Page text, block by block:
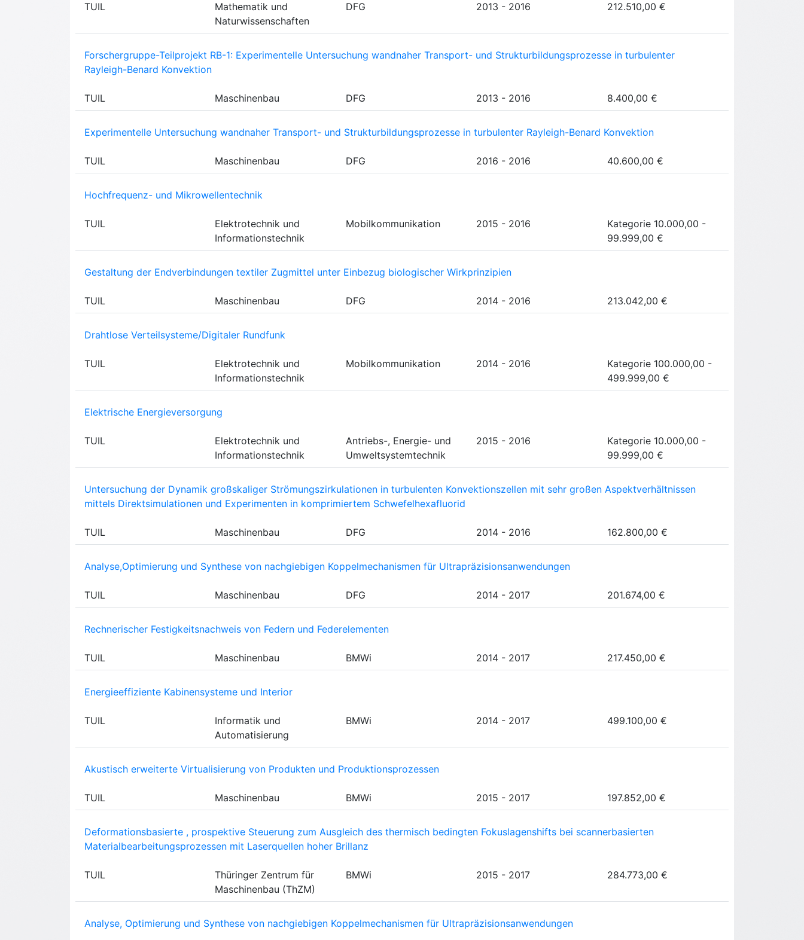
TUIL
Mathematik und
Naturwissenschaften
DFG 2013 - 2016 212.510,00 €
Forschergruppe-Teilprojekt RB-1: Experimentelle Untersuchung wandnaher Transport- und Strukturbildungsprozesse in turbulenter
Rayleigh-Benard Konvektion
TUIL Maschinenbau DFG 2013 - 2016 8.400,00 €
Experimentelle Untersuchung wandnaher Transport- und Strukturbildungsprozesse in turbulenter Rayleigh-Benard Konvektion
TUIL Maschinenbau DFG 2016 - 2016 40.600,00 €
Hochfrequenz- und Mikrowellentechnik
TUIL
Elektrotechnik und
Informationstechnik
Mobilkommunikation 2015 - 2016
Kategorie 10.000,00 -
99.999,00 €
Gestaltung der Endverbindungen textiler Zugmittel unter Einbezug biologischer Wirkprinzipien
TUIL Maschinenbau DFG 2014 - 2016 213.042,00 €
Drahtlose Verteilsysteme/Digitaler Rundfunk
TUIL
Elektrotechnik und
Informationstechnik
Mobilkommunikation 2014 - 2016
Kategorie 100.000,00 -
499.999,00 €
Elektrische Energieversorgung
TUIL
Elektrotechnik und
Informationstechnik
Antriebs-, Energie- und
Umweltsystemtechnik
2015 - 2016
Kategorie 10.000,00 -
99.999,00 €
Untersuchung der Dynamik großskaliger Strömungszirkulationen in turbulenten Konvektionszellen mit sehr großen Aspektverhältnissen
mittels Direktsimulationen und Experimenten in komprimiertem Schwefelhexafluorid
TUIL Maschinenbau DFG 2014 - 2016 162.800,00 €
Analyse,Optimierung und Synthese von nachgiebigen Koppelmechanismen für Ultrapräzisionsanwendungen
TUIL Maschinenbau DFG 2014 - 2017 201.674,00 €
Rechnerischer Festigkeitsnachweis von Federn und Federelementen
TUIL Maschinenbau BMWi 2014 - 2017 217.450,00 €
Energieeffiziente Kabinensysteme und Interior
TUIL
Informatik und
Automatisierung
BMWi 2014 - 2017 499.100,00 €
Akustisch erweiterte Virtualisierung von Produkten und Produktionsprozessen
TUIL Maschinenbau BMWi 2015 - 2017 197.852,00 €
Deformationsbasierte , prospektive Steuerung zum Ausgleich des thermisch bedingten Fokuslagenshifts bei scannerbasierten
Materialbearbeitungsprozessen mit Laserquellen hoher Brillanz
TUIL
Thüringer Zentrum für
Maschinenbau (ThZM)
BMWi 2015 - 2017 284.773,00 €
Analyse, Optimierung und Synthese von nachgiebigen Koppelmechanismen für Ultrapräzisionsanwendungen